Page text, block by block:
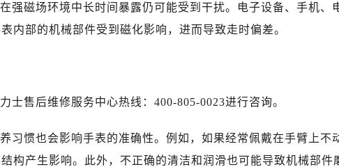
强磁场环境中长时间暴露仍可能受到干扰。电子设备、手机、
内部的机械部件受到磁化影响，进而导致走时偏差。
士售后维修服务中心热线：400-805-0023进行咨询。
习惯也会影响手表的准确性。例如，如果经常佩戴在手臂上不
构产生影响。此外，不正确的清洁和润滑也可能导致机械部件